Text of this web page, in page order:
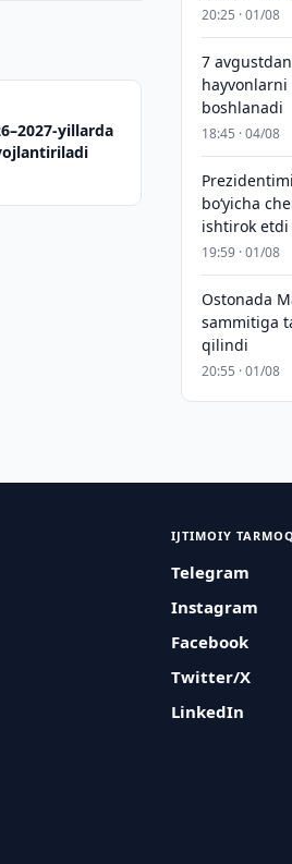
yillarda
20:25 · 01/08
7
hayvonlarni
boshlanadi
18:45 · 04/08
bo‘yicha
ishtirok etdi
19:59 · 01/08
Ostonada
sammitiga
qilindi
20:55 · 01/08
IJTIMOIY
Telegram
Instagram
Facebook
Twitter/X
LinkedIn